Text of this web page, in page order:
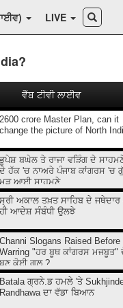
LIVE
2600 crore Master Plan, can it
change the picture of North
ਭੂਪੇਸ਼ ਬਘੇਲ ਤੇ ਰਾਜਾ ਵੜਿੰਗ ਦੇ
ਦੇ ਹੱਕ 'ਚ ਨਾਅਰੇ ਪੰਜਾਬ ਕਾਂਗਰਸ 'ਚ
ਮੁੜ ਆਈ ਸਾਹਮਣੇ
ਸ੍ਰੀ ਅਕਾਲ ਤਖ਼ਤ ਸਾਹਿਬ ਦੇ
ਹੀ ਆਦੇਸ਼ ਸੰਬੰਧੀ ਉਲਝੇ
Channi Slogans Raised Before
Warring "ਹਰ ਬੂਥ ਕਾਂਗਰਸ ਮਜਬੂਤ"
ਬਣੂ ਕੋਈ ਗਲ਼ ?
Batala ਗ੍ਰਨੇ.ਡ ਹਮਲੇ 'ਤੇ
Randhawa ਦਾ ਵੱਡਾ ਬਿਆਨ
ਵੈੱਬ ਟੀਵੀ ਲਾਈਵ